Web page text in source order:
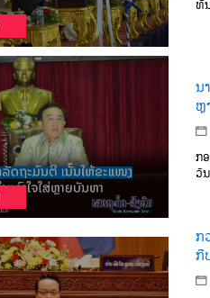
ທັ
ນ
ຫຼ
ກ
ວັ
ກ
ກີ